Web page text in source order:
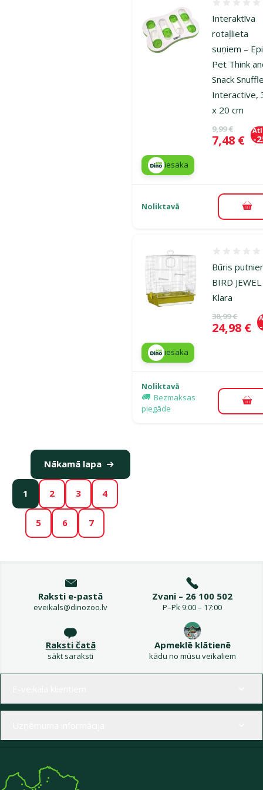
Interaktīva
rotaļlieta
suņiem –
Pet Think
Snack
Interactive,
x 20 cm
Oriģinālā
9,99 €
Cena
7,48 € -
iesaka
Noliktavā
Būris
BIRD JEWEL
Klara
Oriģinālā
38,99 €
Cena
24,98 €
iesaka
Noliktavā
Bezmaksas
piegāde
1 2 3 4
5 6 7
Nākamā lapa
Raksti e-pastā
eveikals@dinozoo.lv
Zvani – 26 100 502
P–Pk 9:00 – 17:00
Raksti čatā
sākt saraksti
Apmeklē klātienē
kādu no mūsu veikaliem